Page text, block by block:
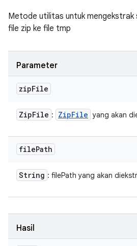
Metode utilitas untuk
file zip ke file tmp
Parameter
zipFile
ZipFile : ZipFile yang akan
filePath
String : filePath yang akan
Hasil